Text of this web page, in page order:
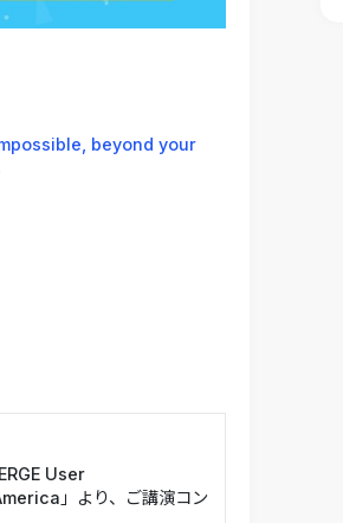
beyond your
User
」より、ご講演コン